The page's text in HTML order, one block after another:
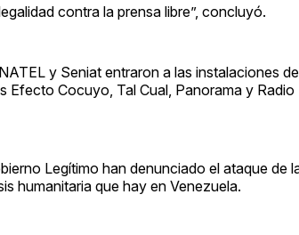
contra la prensa libre”, concluyó.
y Seniat entraron a las instalaciones
Efecto Cocuyo, Tal Cual, Panorama y
Legítimo han denunciado el ataque
humanitaria que hay en Venezuela.